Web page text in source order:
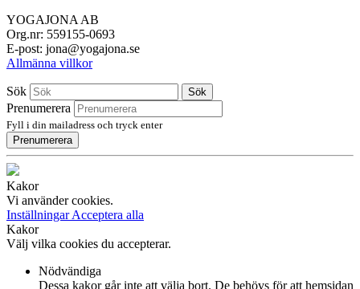
YOGAJONA AB
Org.nr: 559155-0693
E-post: jona@yogajona.se
Allmänna villkor
Sök Sök
Prenumerera
Fyll i din mailadress och tryck enter
Prenumerera
Kakor
Vi använder cookies.
InställningarAcceptera alla
Kakor
Välj vilka cookies du accepterar.
Nödvändiga
Dessa kakor går inte att välja bort. De behövs för att hemsidan